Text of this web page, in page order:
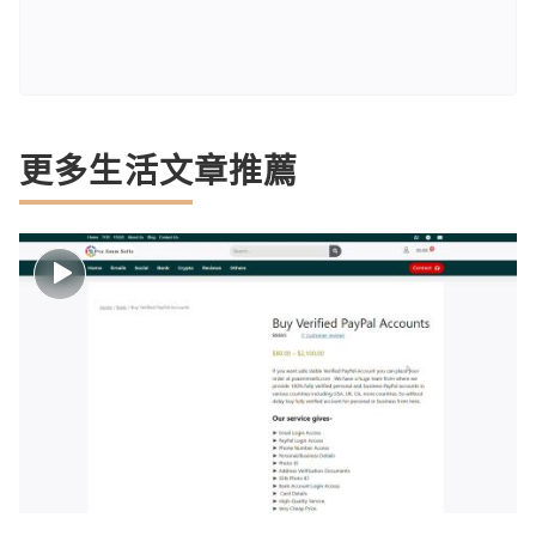
更多生活文章推薦